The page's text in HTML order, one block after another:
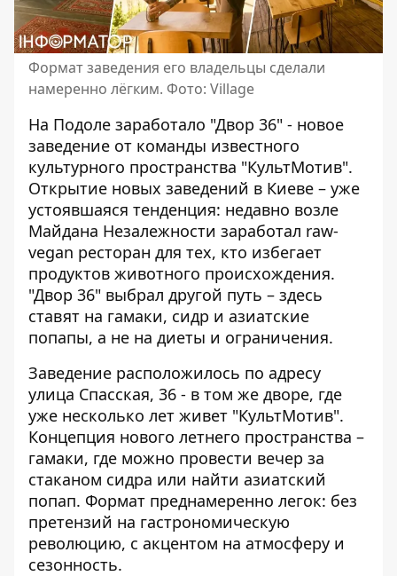
Формат заведения его владельцы сделали
намеренно лёгким. Фото: Village
На Подоле заработало "Двор 36" - новое
заведение от команды известного
культурного пространства "КультМотив".
Открытие новых заведений в Киеве – уже
устоявшаяся тенденция: недавно возле
Майдана Незалежности заработал raw-
vegan ресторан для тех, кто избегает
продуктов животного происхождения.
"Двор 36" выбрал другой путь – здесь
ставят на гамаки, сидр и азиатские
попапы, а не на диеты и ограничения.
Заведение расположилось по адресу
улица Спасская, 36 - в том же дворе, где
уже несколько лет живет "КультМотив".
Концепция нового летнего пространства –
гамаки, где можно провести вечер за
стаканом сидра или найти азиатский
попап. Формат преднамеренно легок: без
претензий на гастрономическую
революцию, с акцентом на атмосферу и
сезонность.